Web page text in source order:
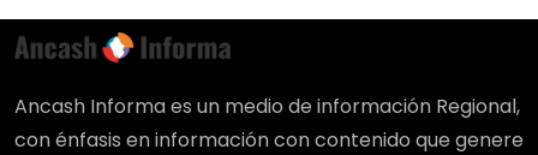
Ancash Informa es un medio de información Regional,
con énfasis en información con contenido que genere